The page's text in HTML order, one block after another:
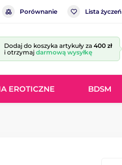
Porównanie Lista życzeń
Dodaj do koszyka artykuły za 400 zł
i otrzymaj darmową wysyłkę
EROTICZNE BDSM